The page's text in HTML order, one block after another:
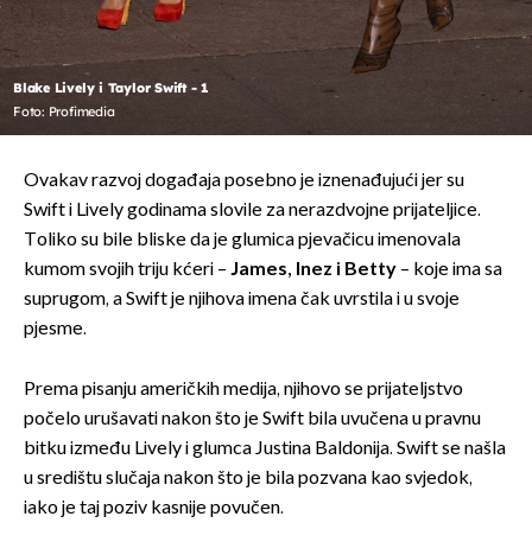
Blake Lively i Taylor Swift - 1
Foto: Profimedia
Ovakav razvoj događaja posebno je iznenađujući jer su
Swift i Lively godinama slovile za nerazdvojne prijateljice.
Toliko su bile bliske da je glumica pjevačicu imenovala
kumom svojih triju kćeri – James, Inez i Betty – koje ima sa
suprugom, a Swift je njihova imena čak uvrstila i u svoje
pjesme.
Prema pisanju američkih medija, njihovo se prijateljstvo
počelo urušavati nakon što je Swift bila uvučena u pravnu
bitku između Lively i glumca Justina Baldonija. Swift se našla
u središtu slučaja nakon što je bila pozvana kao svjedok,
iako je taj poziv kasnije povučen.